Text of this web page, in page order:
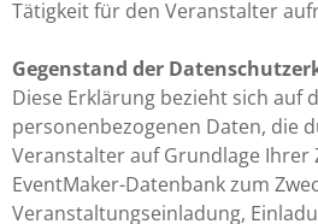
Tätigkeit für den Veranstalter
Gegenstand der
Diese Erklärung bezieht sich auf
personenbezogenen Daten, die
Veranstalter auf Grundlage Ihrer
EventMaker-Datenbank zum
Veranstaltungseinladung,